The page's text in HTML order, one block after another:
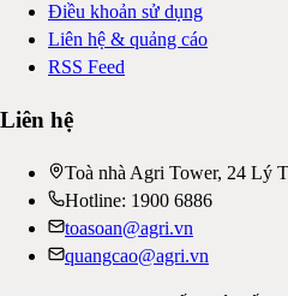
Điều khoản sử dụng
Liên hệ & quảng cáo
RSS Feed
Liên hệ
Toà nhà Agri Tower, 24 Lý
Hotline: 1900 6886
toasoan@agri.vn
quangcao@agri.vn